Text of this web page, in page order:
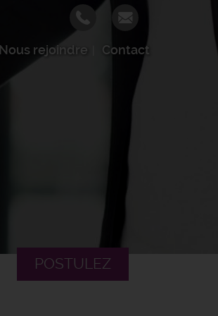
Nous rejoindre Contact
POSTULEZ